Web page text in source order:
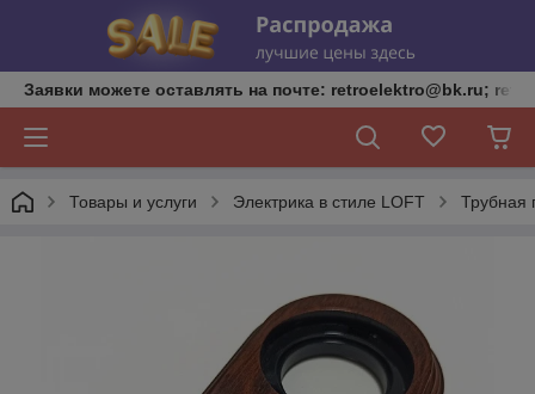
Заявки можете оставлять на почте: retroelektro@bk.ru;
Товары и услуги Электрика в стиле LOFT Трубная